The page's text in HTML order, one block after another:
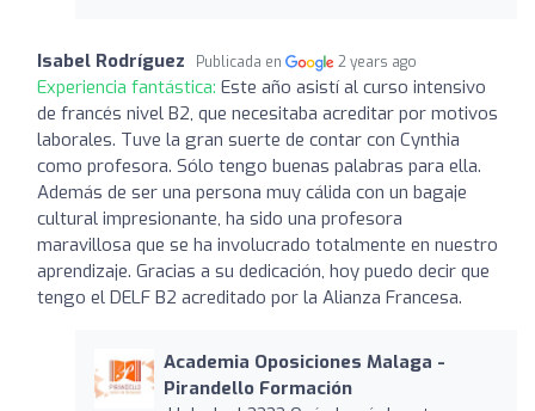
Isabel Rodríguez Publicada en 2 years ago
Experiencia fantástica: Este año asistí al curso intensivo
de francés nivel B2, que necesitaba acreditar por motivos
laborales. Tuve la gran suerte de contar con Cynthia
como profesora. Sólo tengo buenas palabras para ella.
Además de ser una persona muy cálida con un bagaje
cultural impresionante, ha sido una profesora
maravillosa que se ha involucrado totalmente en nuestro
aprendizaje. Gracias a su dedicación, hoy puedo decir que
tengo el DELF B2 acreditado por la Alianza Francesa.
Academia Oposiciones Malaga -
Pirandello Formación